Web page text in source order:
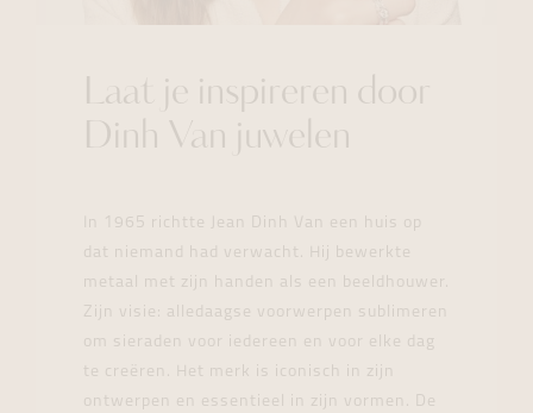
Laat je inspireren door
Dinh Van juwelen
In 1965 richtte Jean Dinh Van een huis op
dat niemand had verwacht. Hij bewerkte
metaal met zijn handen als een beeldhouwer.
Zijn visie: alledaagse voorwerpen sublimeren
om sieraden voor iedereen en voor elke dag
te creëren. Het merk is iconisch in zijn
ontwerpen en essentieel in zijn vormen. De